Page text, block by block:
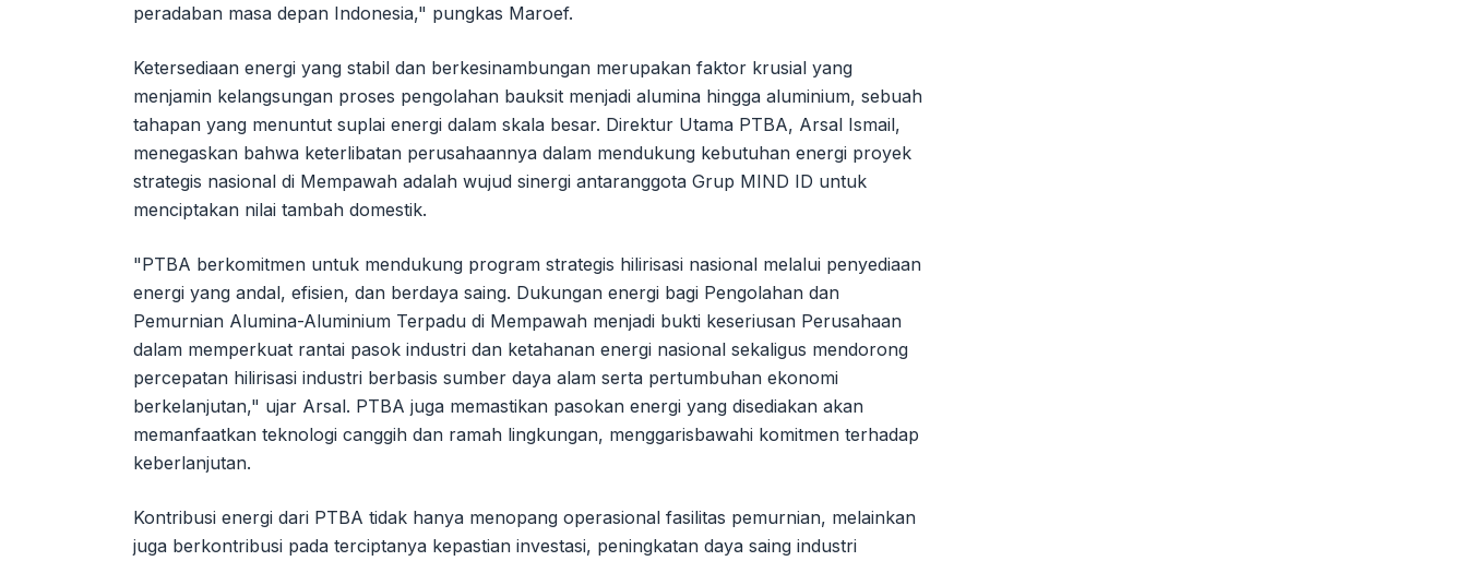
peradaban masa depan Indonesia," pungkas Maroef.
Ketersediaan energi yang stabil dan berkesinambungan merupakan faktor krusial yang
menjamin kelangsungan proses pengolahan bauksit menjadi alumina hingga aluminium, sebuah
tahapan yang menuntut suplai energi dalam skala besar. Direktur Utama PTBA, Arsal Ismail,
menegaskan bahwa keterlibatan perusahaannya dalam mendukung kebutuhan energi proyek
strategis nasional di Mempawah adalah wujud sinergi antaranggota Grup MIND ID untuk
menciptakan nilai tambah domestik.
"PTBA berkomitmen untuk mendukung program strategis hilirisasi nasional melalui penyediaan
energi yang andal, efisien, dan berdaya saing. Dukungan energi bagi Pengolahan dan
Pemurnian Alumina-Aluminium Terpadu di Mempawah menjadi bukti keseriusan Perusahaan
dalam memperkuat rantai pasok industri dan ketahanan energi nasional sekaligus mendorong
percepatan hilirisasi industri berbasis sumber daya alam serta pertumbuhan ekonomi
berkelanjutan," ujar Arsal. PTBA juga memastikan pasokan energi yang disediakan akan
memanfaatkan teknologi canggih dan ramah lingkungan, menggarisbawahi komitmen terhadap
keberlanjutan.
Kontribusi energi dari PTBA tidak hanya menopang operasional fasilitas pemurnian, melainkan
juga berkontribusi pada terciptanya kepastian investasi, peningkatan daya saing industri